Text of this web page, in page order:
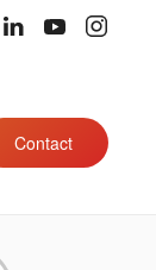
Contact